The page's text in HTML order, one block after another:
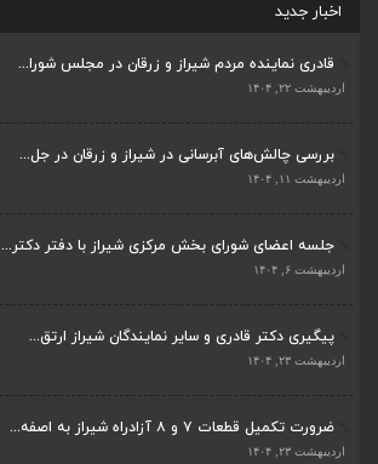
اخبار جدید
قادری نماینده مردم شیراز و زرقان در مجلس شورا...
اردیبهشت ۲۲, ۱۴۰۴
بررسی چالش‌های آبرسانی در شیراز و زرقان در جل...
اردیبهشت ۱۱, ۱۴۰۴
جلسه اعضای شورای بخش مرکزی شیراز با دفتر دکتر...
اردیبهشت ۶, ۱۴۰۴
پیگیری دکتر قادری و سایر نمایندگان شیراز ارتق...
اردیبهشت ۲۳, ۱۴۰۴
ضرورت تکمیل قطعات ۷ و ۸ آزادراه شیراز به اصفه...
اردیبهشت ۲۳, ۱۴۰۴
ضرورت تکمیل قطعات ۷ و ۸ آزادراه شیراز به اصفه...
قادری نماینده مردم شیراز و زرقان در مجلس شورا...
بررسی چالش‌های آبرسانی در شیراز و زرقان در جل...
جلسه اعضای شورای بخش مرکزی شیراز با دفتر دکتر...